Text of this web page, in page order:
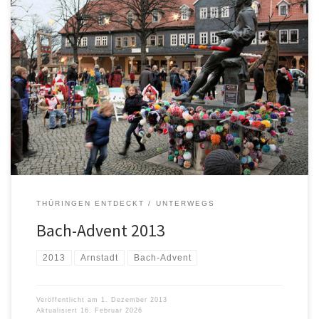
THÜRINGEN ENTDECKT UNTERWEGS
Bach-Advent 2013
2013 Arnstadt Bach-Advent
Veröffentlicht am
1. Dezember 2013
Aktualisiert
16. Februar 2026